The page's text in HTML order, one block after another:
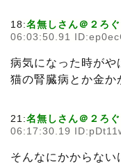
18:名無しさん＠２ろ
06:03:50.91
病気になった時がや
猫の腎臓病とか金か
21:名無しさん＠２ろ
06:17:30.19
そんなにかからない